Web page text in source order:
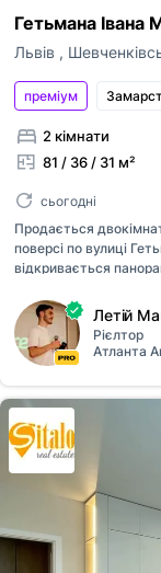
Гетьмана Івана
Львів ,
преміум
2 кімнати
81 / 36 / 31 м²
сьогодні
Продається
поверсі по вулиці
відкривається
парк, який недавно
меблями та технікою.
підлоги, газова
машина,
одразу заселятися.
2025 році, в будинку
квартирою Ця
Летій
Рієлтор
Атланта